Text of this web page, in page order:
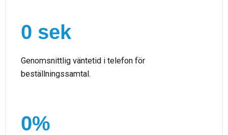
0 sek
Genomsnittlig väntetid i telefon för
beställningssamtal.
0%